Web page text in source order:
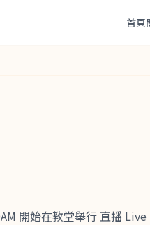
首頁
開始在教堂舉行 直播